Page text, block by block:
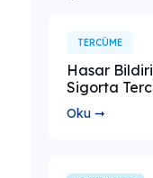
TERCÜME
Hasar
Sigorta
Oku ➞